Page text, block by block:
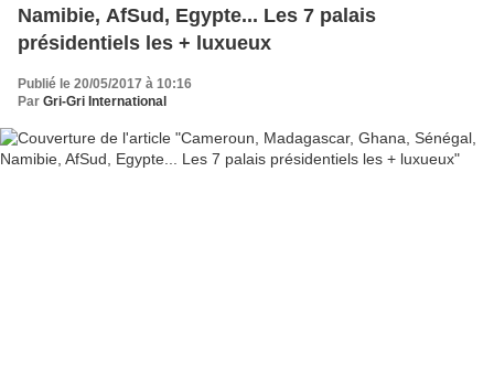
Namibie, AfSud, Egypte... Les 7 palais
présidentiels les + luxueux
Publié le 20/05/2017 à 10:16
Par Gri-Gri International